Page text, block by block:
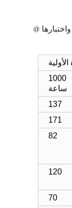
@
1000
ساعة
137
171
82
120
70